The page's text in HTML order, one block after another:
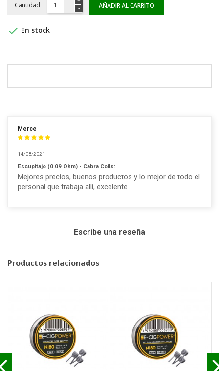
Cantidad AÑADIR AL CARRITO
 En stock
Merce
14/08/2021
Escupitajo (0.09 Ohm) - Cabra Coils:
Mejores precios, buenos productos y lo mejor de todo el
personal que trabaja allí, excelente
Escribe una reseña
Productos relacionados